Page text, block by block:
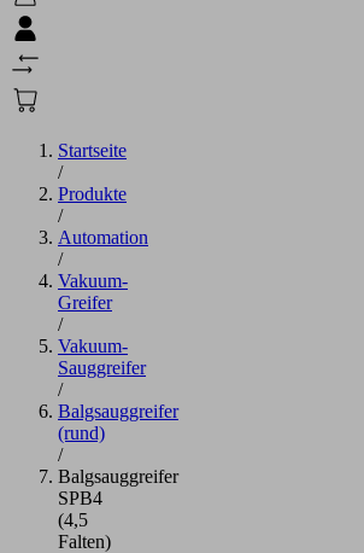
Startseite
/
Produkte
/
Automation
/
Vakuum-
Greifer
/
Vakuum-
Sauggreifer
/
Balgsauggreifer
(rund)
/
Balgsauggreifer
SPB4
(4,5
Falten)